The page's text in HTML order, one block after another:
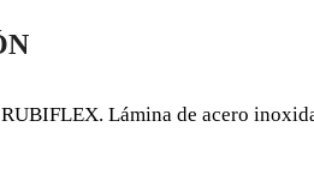
Lámina de acero